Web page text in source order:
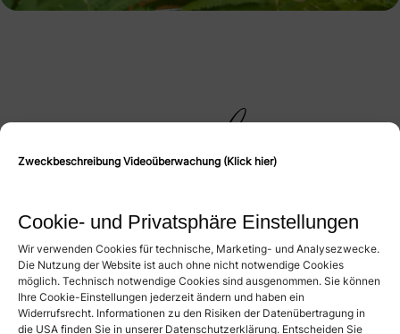
Zweckbeschreibung Videoüberwachung (Klick hier)
Cookie- und Privatsphäre Einstellungen
Wir verwenden Cookies für technische, Marketing- und Analysezwecke.
Die Nutzung der Website ist auch ohne nicht notwendige Cookies
möglich. Technisch notwendige Cookies sind ausgenommen. Sie können
Ihre Cookie-Einstellungen jederzeit ändern und haben ein
Widerrufsrecht. Informationen zu den Risiken der Datenübertragung in
die USA finden Sie in unserer Datenschutzerklärung. Entscheiden Sie
genießen
Erleben Sie im Schindlerhof kulinarische Highlights,
die Tradition und Innovation vereinen. Im Restaurant
unvergESSlich erwarten Sie kreative Gerichte, frisch
zubereitet aus regionalen und internationalen
Zutaten. Jeder unserer Restaurantbereiche bietet das